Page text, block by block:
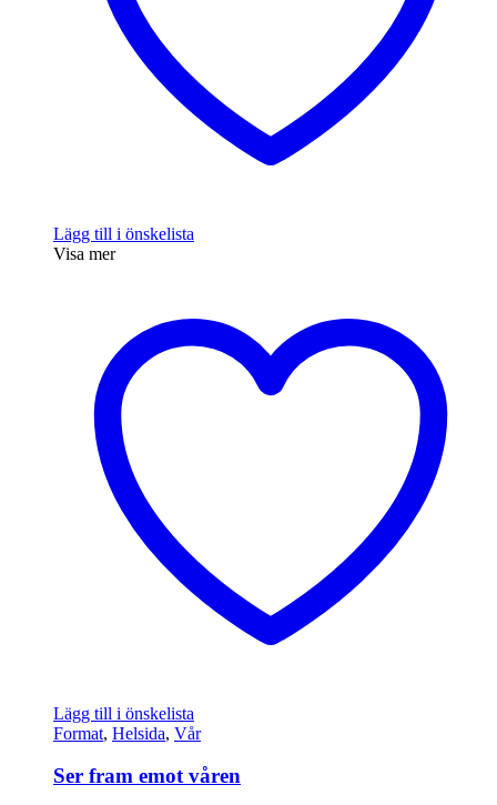
Lägg till i önskelista
Visa mer
Lägg till i önskelista
Format, Helsida, Vår
Ser fram emot våren